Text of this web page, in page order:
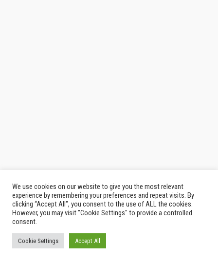
We use cookies on our website to give you the most relevant
experience by remembering your preferences and repeat visits. By
clicking “Accept All”, you consent to the use of ALL the cookies.
However, you may visit "Cookie Settings" to provide a controlled
consent.
Cookie Settings Accept All